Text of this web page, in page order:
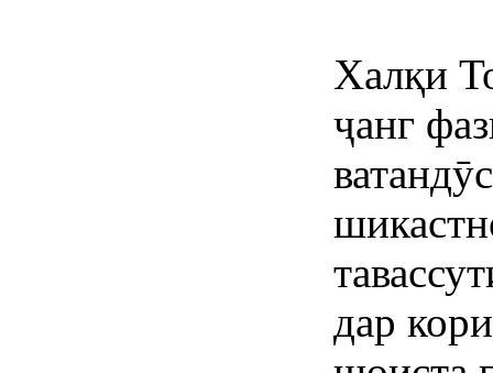
Халқи
ҷанг
дар